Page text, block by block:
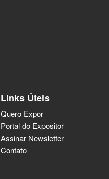
Links Úteis
Quero Expor
Portal do Expositor
Assinar Newsletter
Contato